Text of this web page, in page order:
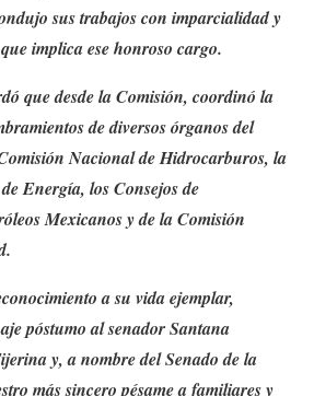
sus trabajos con imparcialidad y
implica ese honroso cargo.
que desde la Comisión, coordinó la
de diversos órganos del
Nacional de Hidrocarburos, la
Energía, los Consejos de
Mexicanos y de la Comisión
a su vida ejemplar,
póstumo al senador Santana
y, a nombre del Senado de la
más sincero pésame a familiares y